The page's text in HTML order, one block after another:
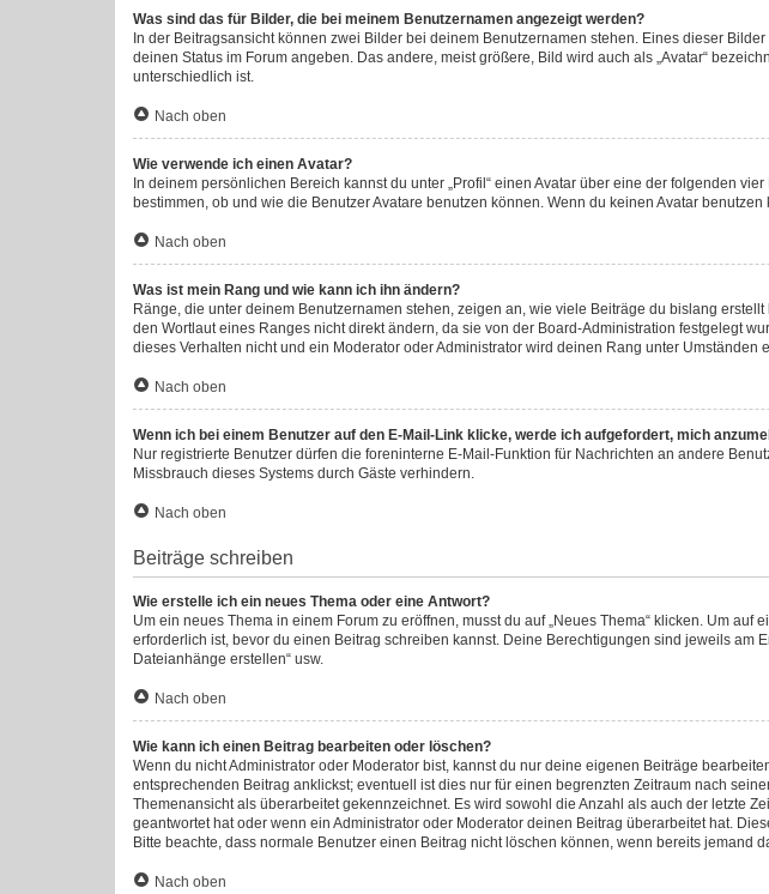
Was sind das für Bilder, die bei meinem Benutzernamen angezeigt werden?
In der Beitragsansicht können zwei Bilder bei deinem Benutzernamen stehen. Eines dieser
deinen Status im Forum angeben. Das andere, meist größere, Bild wird auch als „Avatar“
unterschiedlich ist.
Nach oben
Wie verwende ich einen Avatar?
In deinem persönlichen Bereich kannst du unter „Profil“ einen Avatar über eine der folgenden
bestimmen, ob und wie die Benutzer Avatare benutzen können. Wenn du keinen Avatar
Nach oben
Was ist mein Rang und wie kann ich ihn ändern?
Ränge, die unter deinem Benutzernamen stehen, zeigen an, wie viele Beiträge du bislang
den Wortlaut eines Ranges nicht direkt ändern, da sie von der Board-Administration festgelegt
dieses Verhalten nicht und ein Moderator oder Administrator wird deinen Rang unter Umständen
Nach oben
Wenn ich bei einem Benutzer auf den E-Mail-Link klicke, werde ich aufgefordert, mich
Nur registrierte Benutzer dürfen die foreninterne E-Mail-Funktion für Nachrichten an andere
Missbrauch dieses Systems durch Gäste verhindern.
Nach oben
Beiträge schreiben
Wie erstelle ich ein neues Thema oder eine Antwort?
Um ein neues Thema in einem Forum zu eröffnen, musst du auf „Neues Thema“ klicken. Um
erforderlich ist, bevor du einen Beitrag schreiben kannst. Deine Berechtigungen sind jeweils am
Dateianhänge erstellen“ usw.
Nach oben
Wie kann ich einen Beitrag bearbeiten oder löschen?
Wenn du nicht Administrator oder Moderator bist, kannst du nur deine eigenen Beiträge
entsprechenden Beitrag anklickst; eventuell ist dies nur für einen begrenzten Zeitraum nach
Themenansicht als überarbeitet gekennzeichnet. Es wird sowohl die Anzahl als auch der letzte
geantwortet hat oder wenn ein Administrator oder Moderator deinen Beitrag überarbeitet hat.
Bitte beachte, dass normale Benutzer einen Beitrag nicht löschen können, wenn bereits jemand
Nach oben